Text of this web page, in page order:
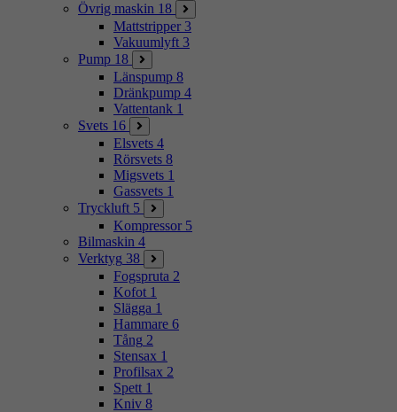
Övrig maskin 18
Mattstripper 3
Vakuumlyft 3
Pump 18
Länspump 8
Dränkpump 4
Vattentank 1
Svets 16
Elsvets 4
Rörsvets 8
Migsvets 1
Gassvets 1
Tryckluft 5
Kompressor 5
Bilmaskin 4
Verktyg 38
Fogspruta 2
Kofot 1
Slägga 1
Hammare 6
Tång 2
Stensax 1
Profilsax 2
Spett 1
Kniv 8